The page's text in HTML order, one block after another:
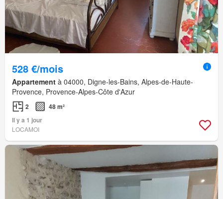
528 €/mois
Appartement à 04000, Digne-les-Bains, Alpes-de-Haute-
Provence, Provence-Alpes-Côte d'Azur
2
48 m²
Il y a 1 jour
LOCAMOI